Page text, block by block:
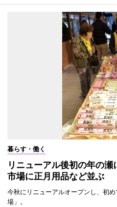
暮らす・働く
リニューアル後初の年の
市場に正月用品など並ぶ
今秋にリニューアルオープンし、初
場」。